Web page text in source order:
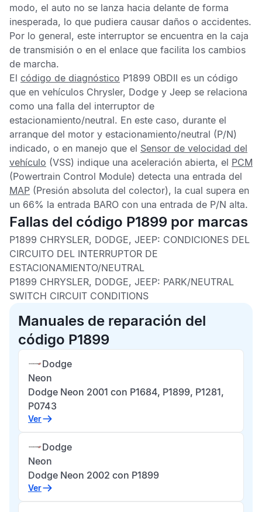
modo, el auto no se lanza hacia delante de forma
inesperada, lo que pudiera causar daños o accidentes.
Por lo general, este interruptor se encuentra en la caja
de transmisión o en el enlace que facilita los cambios
de marcha.
El código de diagnóstico P1899 OBDII es un código
que en vehículos Chrysler, Dodge y Jeep se relaciona
como una falla del interruptor de
estacionamiento/neutral. En este caso, durante el
arranque del motor y estacionamiento/neutral (P/N)
indicado, o en manejo que el Sensor de velocidad del
vehículo (VSS) indique una aceleración abierta, el PCM
(Powertrain Control Module) detecta una entrada del
MAP (Presión absoluta del colector), la cual supera en
un 66% la entrada BARO con una entrada de P/N alta.
Fallas del código P1899 por marcas
P1899 CHRYSLER, DODGE, JEEP: CONDICIONES DEL
CIRCUITO DEL INTERRUPTOR DE
ESTACIONAMIENTO/NEUTRAL
P1899 CHRYSLER, DODGE, JEEP: PARK/NEUTRAL
SWITCH CIRCUIT CONDITIONS
Manuales de reparación del
código P1899
Dodge
Neon
Dodge Neon 2001 con P1684, P1899, P1281,
P0743
Ver
Dodge
Neon
Dodge Neon 2002 con P1899
Ver